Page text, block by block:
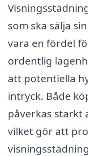
som ska sälja
vara en fördel
ordentlig
att potentiella
intryck. Både
påverkas starkt
vilket gör att